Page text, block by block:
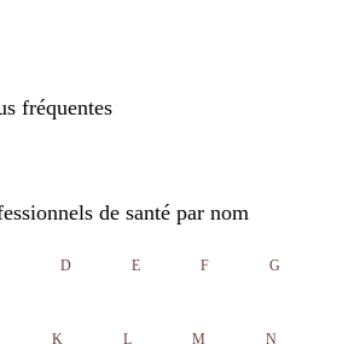
fréquentes
de santé par nom
D E F G
K L M N